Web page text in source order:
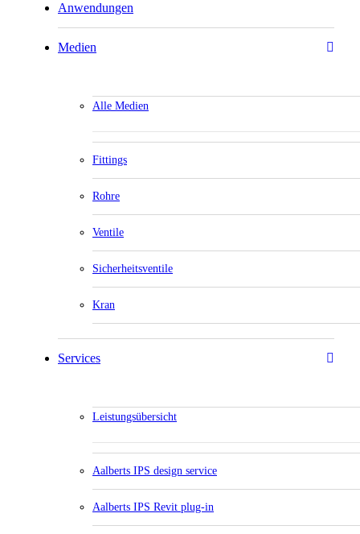
Anwendungen
Medien
Alle Medien
Fittings
Rohre
Ventile
Sicherheitsventile
Kran
Services
Leistungsübersicht
Aalberts IPS design service
Aalberts IPS Revit plug-in